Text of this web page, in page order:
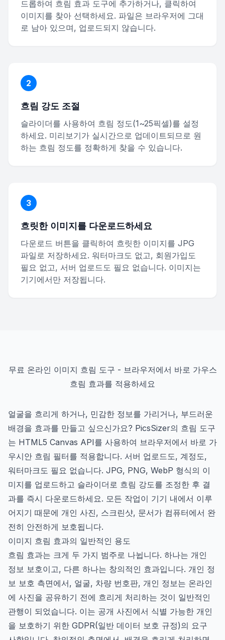
드롭하여 흐림 효과 도구에 추가하거나, 클릭하여
이미지를 찾아 선택하세요. 파일은 브라우저에 그대
로 남아 있으며, 업로드되지 않습니다.
2
흐림 강도 조절
슬라이더를 사용하여 흐림 정도(1~25픽셀)를 설정
하세요. 미리보기가 실시간으로 업데이트되므로 원
하는 흐림 정도를 정확하게 찾을 수 있습니다.
3
흐릿한 이미지를 다운로드하세요
다운로드 버튼을 클릭하여 흐릿한 이미지를 JPG
파일로 저장하세요. 워터마크도 없고, 회원가입도
필요 없고, 서버 업로드도 필요 없습니다. 이미지는
기기에서만 저장됩니다.
무료 온라인 이미지 흐림 도구 - 브라우저에서 바로 가우스
흐림 효과를 적용하세요
얼굴을 흐리게 하거나, 민감한 정보를 가리거나, 부드러운
배경을 효과를 만들고 싶으신가요? PicsSizer의 흐림 도구
는 HTML5 Canvas API를 사용하여 브라우저에서 바로 가
우시안 흐림 필터를 적용합니다. 서버 업로드도, 계정도,
워터마크도 필요 없습니다. JPG, PNG, WebP 형식의 이
미지를 업로드하고 슬라이더로 흐림 강도를 조정한 후 결
과를 즉시 다운로드하세요. 모든 작업이 기기 내에서 이루
어지기 때문에 개인 사진, 스크린샷, 문서가 컴퓨터에서 완
전히 안전하게 보호됩니다.
이미지 흐림 효과의 일반적인 용도
흐림 효과는 크게 두 가지 범주로 나뉩니다. 하나는 개인
정보 보호이고, 다른 하나는 창의적인 효과입니다. 개인 정
보 보호 측면에서, 얼굴, 차량 번호판, 개인 정보는 온라인
에 사진을 공유하기 전에 흐리게 처리하는 것이 일반적인
관행이 되었습니다. 이는 공개 사진에서 식별 가능한 개인
을 보호하기 위한 GDPR(일반 데이터 보호 규정)의 요구